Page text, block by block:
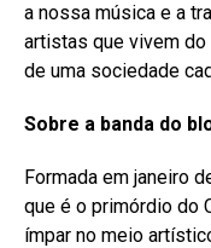
a nossa música e a
artistas que vivem do
de uma sociedade
Sobre a banda do
Formada em janeiro
que é o primórdio do
ímpar no meio